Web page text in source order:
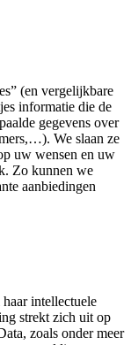
(en vergelijkbare
informatie die de
gegevens over
We slaan ze
uw wensen en uw
Zo kunnen we
aanbiedingen
intellectuele
strekt zich uit op
zoals onder meer